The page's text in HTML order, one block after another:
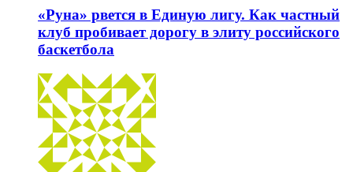
«Руна» рвется в Единую лигу. Как частный
клуб пробивает дорогу в элиту российского
баскетбола